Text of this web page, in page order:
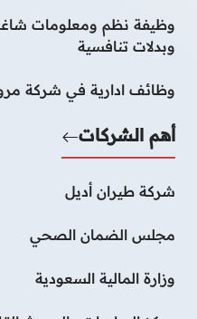
وظيفة نظم ومعلومات
وبدلات تنافسية
وظائف ادارية في شركة
أهم الشركات
شركة طيران أديل
مجلس الضمان الصحي
وزارة المالية السعودية